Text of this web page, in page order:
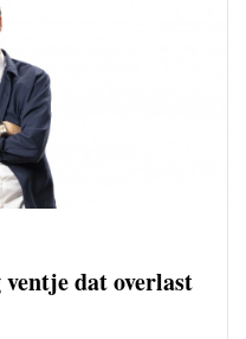
dat overlast